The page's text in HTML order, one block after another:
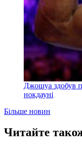
Джошуа здобув
нокдауні
Більше новин
Читайте